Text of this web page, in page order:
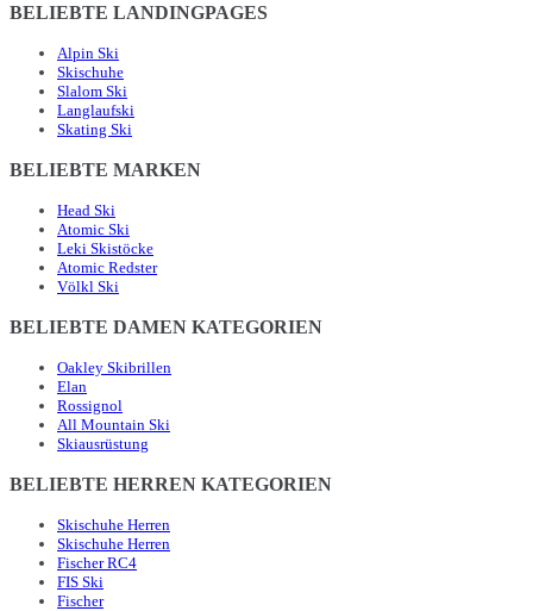
BELIEBTE LANDINGPAGES
Alpin Ski
Skischuhe
Slalom Ski
Langlaufski
Skating Ski
BELIEBTE MARKEN
Head Ski
Atomic Ski
Leki Skistöcke
Atomic Redster
Völkl Ski
BELIEBTE DAMEN KATEGORIEN
Oakley Skibrillen
Elan
Rossignol
All Mountain Ski
Skiausrüstung
BELIEBTE HERREN KATEGORIEN
Skischuhe Herren
Skischuhe Herren
Fischer RC4
FIS Ski
Fischer